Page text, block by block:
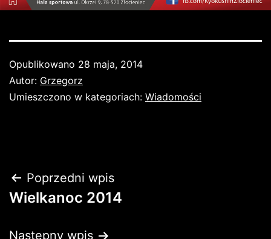
Opublikowano 28 maja, 2014
Autor: Grzegorz
Umieszczono w kategoriach: Wiadomości
Nawigacja
wpisu
Poprzedni wpis
Wielkanoc 2014
Następny wpis